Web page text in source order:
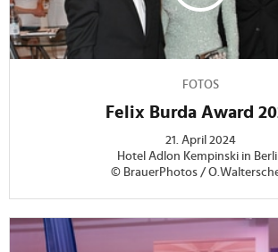
FOTOS
Felix Burda Award
21. April 2024
Hotel Adlon Kempinski in
© BrauerPhotos /